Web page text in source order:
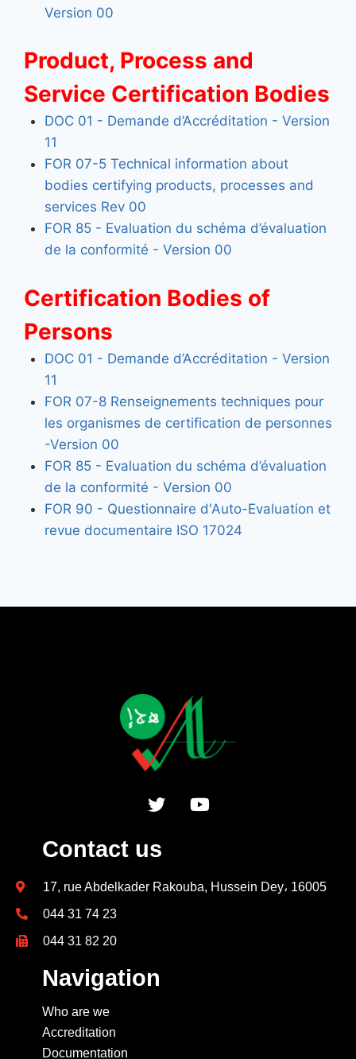
Version 00
Product, Process and
Service Certification Bodies
DOC 01 - Demande d’Accréditation - Version
11
FOR 07-5 Technical information about
bodies certifying products, processes and
services Rev 00
FOR 85 - Evaluation du schéma d’évaluation
de la conformité - Version 00
Certification Bodies of
Persons
DOC 01 - Demande d’Accréditation - Version
11
FOR 07-8 Renseignements techniques pour
les organismes de certification de personnes
-Version 00
FOR 85 - Evaluation du schéma d’évaluation
de la conformité - Version 00
FOR 90 - Questionnaire d'Auto-Evaluation et
revue documentaire ISO 17024
Contact us
17, rue Abdelkader Rakouba, Hussein Dey، 16005
044 31 74 23
044 31 82 20
Navigation
Who are we
Accreditation
Documentation